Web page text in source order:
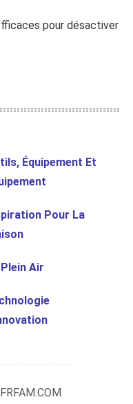
pour désactiver
Équipement Et
Pour La
Plein Air